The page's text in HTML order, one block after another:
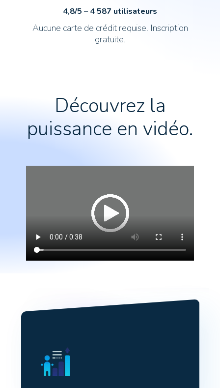
4,8/5 – 4 587 utilisateurs
Aucune carte de crédit requise. Inscription
gratuite.
Découvrez la
puissance en vidéo.